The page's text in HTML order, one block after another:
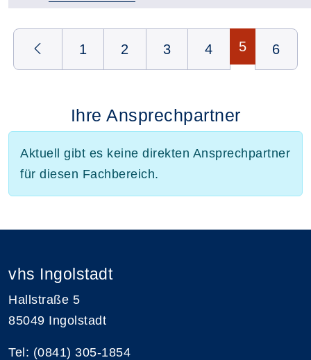
1 2 3 4 5 6
Ihre Ansprechpartner
Aktuell gibt es keine direkten Ansprechpartner
für diesen Fachbereich.
vhs Ingolstadt
Hallstraße 5
85049 Ingolstadt
Tel: (0841) 305-1854